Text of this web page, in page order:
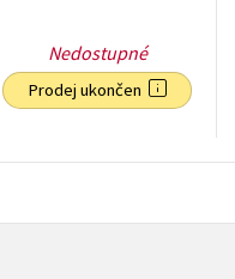
Nedostupné
Prodej ukončen